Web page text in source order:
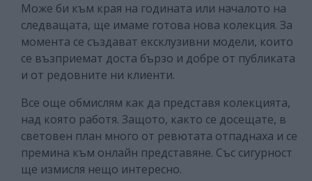
Може би към края на годината или началото на
следващата, ще имаме готова нова колекция. За
момента се създават ексклузивни модели, които
се възприемат доста бързо и добре от публиката
и от редовните ни клиенти.
Все още обмислям как да представя колекцията,
над която работя. Защото, както се досещате, в
световен план много от ревютата отпаднаха и се
премина към онлайн представяне. Със сигурност
ще измисля нещо интересно.